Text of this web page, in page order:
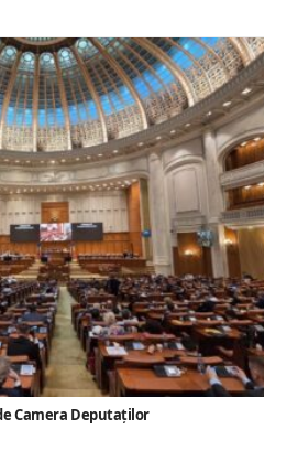
Camera Deputaților